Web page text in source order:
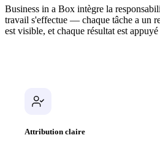
Business in a Box intègre la
travail s'effectue — chaque tâche a un
est visible, et chaque résultat est
Attribution claire